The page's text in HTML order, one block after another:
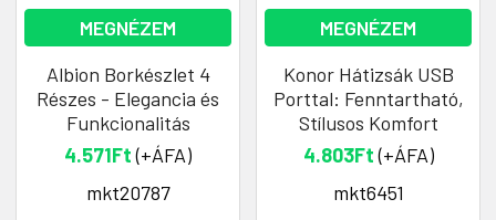
MEGNÉZEM
Albion Borkészlet 4
Részes - Elegancia és
Funkcionalitás
4.571Ft(+ÁFA)
mkt20787
MEGNÉZEM
Konor Hátizsák USB
Porttal: Fenntartható,
Stílusos Komfort
4.803Ft(+ÁFA)
mkt6451